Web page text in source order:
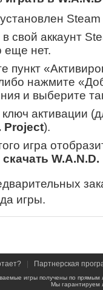
свой аккаунт
еще нет.
пункт
нажмите
и выберите
активации
Project).
игра
скачать
игры.
Партнерская
игры получены по
Мы гарантируем